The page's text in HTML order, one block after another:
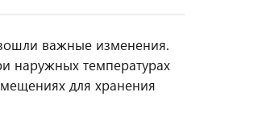
важные изменения.
наружных температурах
для хранения